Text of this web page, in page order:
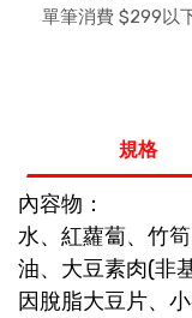
單筆消費 $299以
規格
內容物：
水、紅蘿蔔、竹
油、大豆素肉(非
因脫脂大豆片、